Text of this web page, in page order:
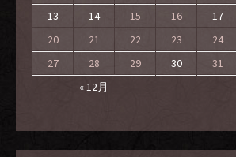
« 12月
13
14 15 16 17
20
21 22 23 24
27
28 29 30 31